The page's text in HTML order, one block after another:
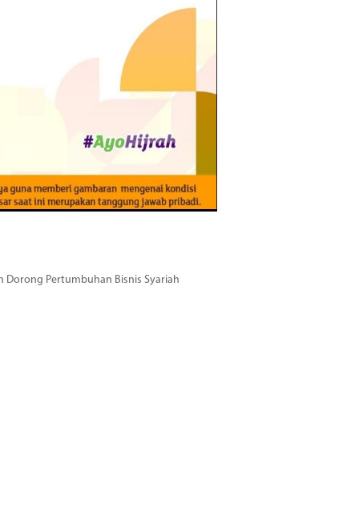
Dorong Pertumbuhan Bisnis Syariah